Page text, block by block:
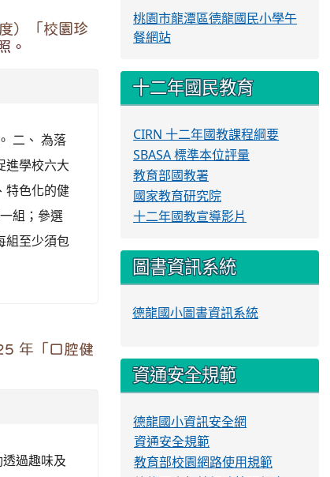
）「校園珍
。
二、 為落
進學校六大
特色化的健
組；參選
組至少須包
年「口腔健
過趣味及
桃園市龍潭區德龍國民小學午
餐網站
十二年國民教育
CIRN 十二年國教課程綱要
SBASA 標準本位評量
教育部國教署
國家教育研究院
十二年國教宣導影片
圖書資訊系統
德龍國小圖書資訊系統
資通安全規範
德龍國小資訊安全網
資通安全規範
教育部校園網路使用規範